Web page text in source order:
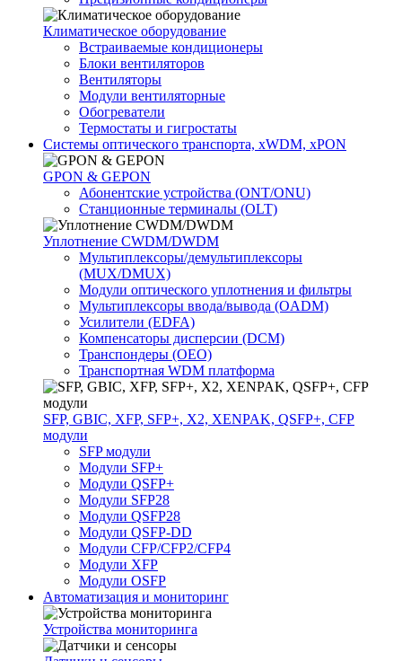
Климатичeское оборудование
Встраиваемые кондиционеры
Блоки вентиляторов
Вентиляторы
Модули вентиляторные
Обогреватели
Термостаты и гигростаты
Системы оптического транспорта, xWDM, xPON
GPON & GEPON
Абонентские устройства (ONT/ONU)
Станционные терминалы (OLT)
Уплотнение CWDM/DWDM
Мультиплексоры/демультиплексоры
(MUX/DMUX)
Модули оптического уплотнения и фильтры
Мультиплексоры ввода/вывода (OADM)
Усилители (EDFA)
Компенсаторы дисперсии (DCM)
Транспондеры (OEO)
Транспортная WDM платформа
SFP, GBIC, XFP, SFP+, X2, XENPAK, QSFP+, CFP
модули
SFP модули
Модули SFP+
Модули QSFP+
Модули SFP28
Модули QSFP28
Модули QSFP-DD
Модули CFP/CFP2/CFP4
Модули XFP
Модули OSFP
Автоматизация и мониторинг
Устройства мониторинга